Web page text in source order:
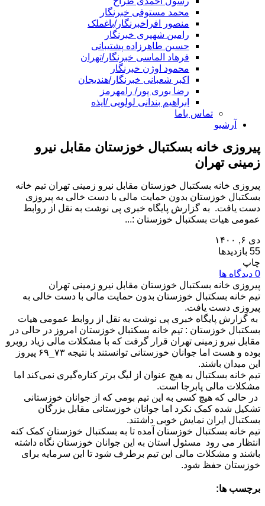
محمد مستوفی خبرنگار
منصور افراخبرنگار/باغملک
رامین شهپری خبرنگار
حسین طاهرزاده پشتیبانی
فرهاد الماسی خبرنگار/تهران
محمود اوژن خبرنگار
اکبر شعبانی خبرنگار/هندیجان
رضا بوری پور/ رامهرمز
ابراهیم بندانی لولویی /ایذه
تماس باما
آرشیو
پیروزی خانه بسکتبال خوزستان مقابل نیرو
زمینی تهران
پیروزی خانه بسکتبال خوزستان مقابل نیرو زمینی تهران تیم خانه
بسکتبال خوزستان بدون حمایت مالی با دست خالی به پیروزی
دست یافت. به گزارش پایگاه خبری پی نوشت به نقل از روابط
عمومی هیات بسکتبال خوزستان :...
دی ۶, ۱۴۰۰
55 بازدیدها
چاپ
0 دیدگاه ها
پیروزی خانه بسکتبال خوزستان مقابل نیرو زمینی تهران
تیم خانه بسکتبال خوزستان بدون حمایت مالی با دست خالی به
پیروزی دست یافت.
به گزارش پایگاه خبری پی نوشت به نقل از روابط عمومی هیات
بسکتبال خوزستان : تیم خانه بسکتبال خوزستان امروز در حالی در
مقابل نیرو زمینی تهران قرار گرفت که با مشکلات مالی زیاد روبرو
بوده و هست اما جوانان خوزستانی توانستند با نتیجه ۷۳_۶۹ پیروز
این میدان باشند.
تیم خانه بسکتبال به هیچ عنوان از لیگ برتر کناره‌گیری نمی‌کند اما
مشکلات مالی پابرجا است.
در حالی که هیچ کسی به این تیم بومی که از جوانان خوزستانی
تشکیل شده کمک نکرد اما جوانان خوزستانی مقابل بزرگان
بسکتبال ایران نمایش خوبی داشتند.
تیم خانه بسکتبال خوزستان آمده‌ تا به بسکتبال خوزستان کمک کنه
انتظار می رود مسئول استان به این جوانان خوزستان نگاه داشته
باشند و مشکلات مالی این تیم برطرف شود تا این سرمایه برای
خوزستان حفظ شود.
برچسب ها: